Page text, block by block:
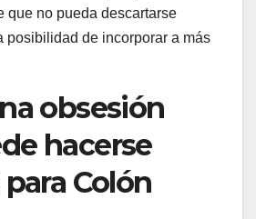
que no pueda descartarse
posibilidad de incorporar a más
obsesión
hacerse
Colón